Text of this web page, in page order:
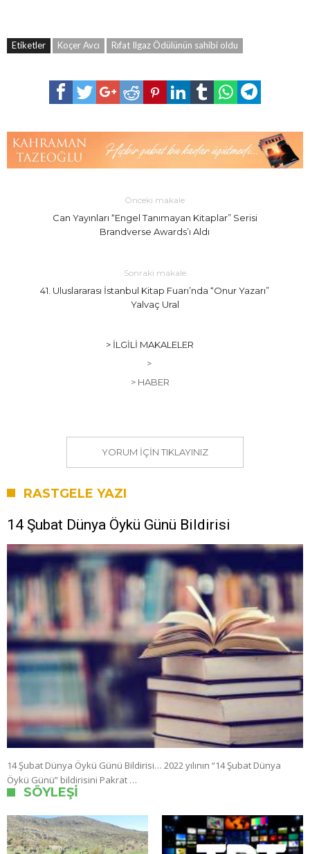
Etiketler Koçer Avcı Rıfat Ilgaz Ödülünün sahibi oldu
Önceki makale
Can Yayınları “Engel Tanımayan Kitaplar” Serisi
Brandverse Awards’ı Aldı
Sonraki makale
41. Uluslararası İstanbul Kitap Fuarı’nda “Onur Yazarı”
Yalvaç Ural
> İLGILI MAKALELER
>
> HABER
YORUM IÇIN TIKLAYINIZ
RASTGELE YAZI
14 Şubat Dünya Öykü Günü Bildirisi
14 Şubat Dünya Öykü Günü Bildirisi… 2022 yılının “14 Şubat Dünya
Öykü Günü” bildirisini Pakrat …
SÖYLEŞI